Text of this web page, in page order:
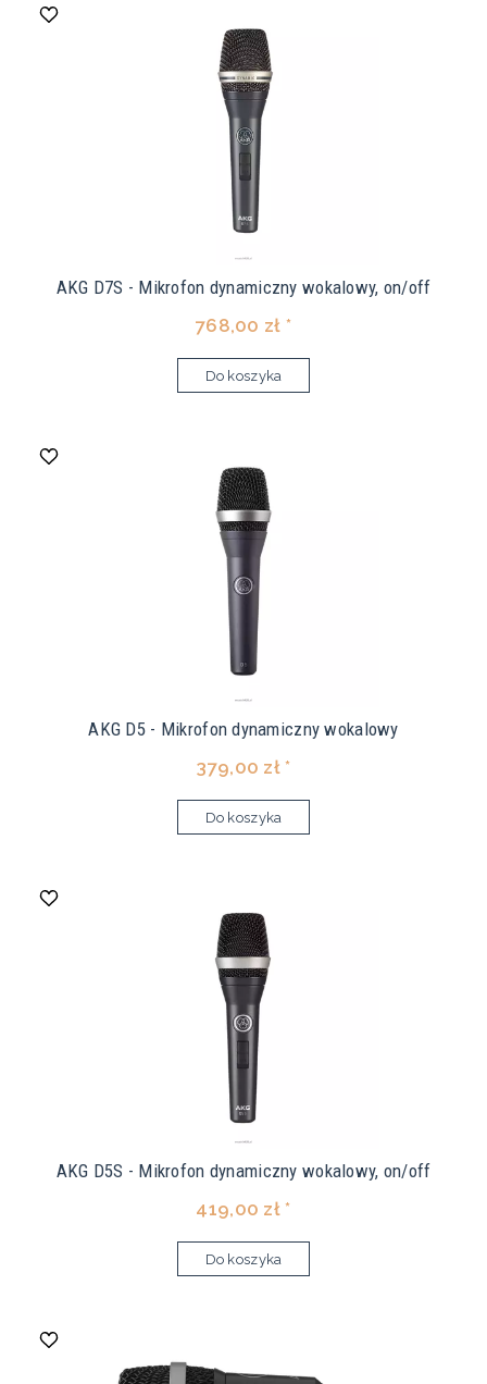
AKG D7S - Mikrofon dynamiczny wokalowy, on/off
768,00 zł *
Do koszyka
AKG D5 - Mikrofon dynamiczny wokalowy
379,00 zł *
Do koszyka
AKG D5S - Mikrofon dynamiczny wokalowy, on/off
419,00 zł *
Do koszyka